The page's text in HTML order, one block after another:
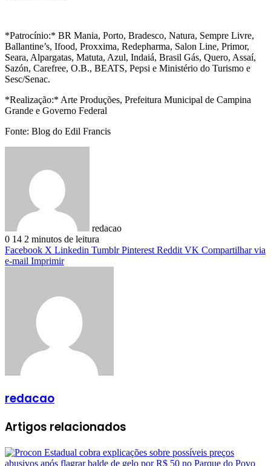
*Patrocínio:* BR Mania, Porto, Bradesco, Natura, Sempre Livre,
Ballantine’s, Ifood, Proxxima, Redepharma, Salon Line, Primor,
Seara, Alpargatas, Matuta, Azul, Indaiá, Brasil Gás, Quero, Assaí,
Sazón, Carefree, O.B., BEATS, Pepsi e Ministério do Turismo e
Sesc/Senac.
*Realização:* Arte Produções, Prefeitura Municipal de Campina
Grande e Governo Federal
Fonte: Blog do Edil Francis
redacao
0 14 2 minutos de leitura
Facebook X Linkedin Tumblr Pinterest Reddit VK Compartilhar via
e-mail Imprimir
redacao
Artigos relacionados